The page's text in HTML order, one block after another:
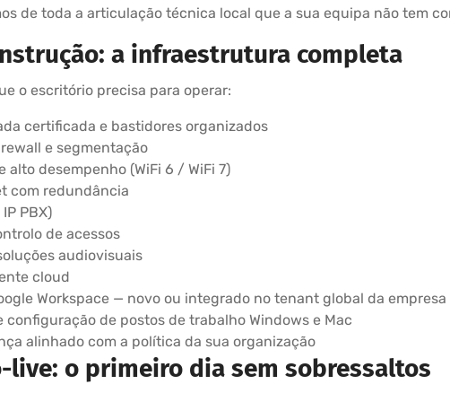
de toda a articulação técnica local que a sua equipa não tem
a infraestrutura completa
o escritório precisa para operar:
certificada e bastidores organizados
e segmentação
alto desempenho (WiFi 6 / WiFi 7)
com redundância
PBX)
de acessos
audiovisuais
cloud
Workspace — novo ou integrado no tenant global da empresa
configuração de postos de trabalho Windows e Mac
alinhado com a política da sua organização
live: o primeiro dia sem sobressaltos